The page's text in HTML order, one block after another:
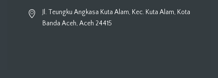
Jl. Teungku Angkasa Kuta Alam, Kec. Kuta Alam, Kota
Banda Aceh, Aceh 24415